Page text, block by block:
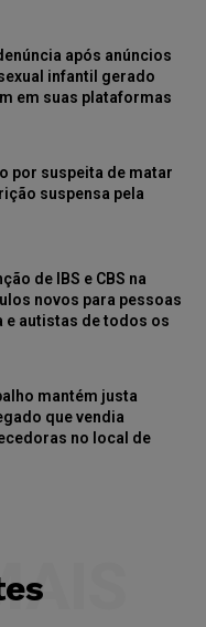
após anúncios
infantil gerado
em suas plataformas
por suspeita de matar
suspensa pela
de IBS e CBS na
novos para pessoas
e autistas de todos os
mantém justa
que vendia
no local de